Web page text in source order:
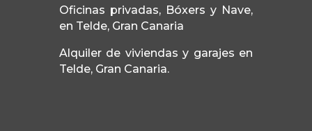
Oficinas privadas, Bóxers y Nave,
en Telde, Gran Canaria
Alquiler de viviendas y garajes en
Telde, Gran Canaria.